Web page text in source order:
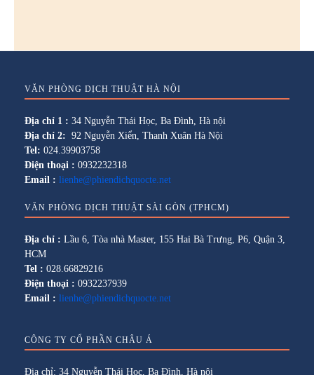
VĂN PHÒNG DỊCH THUẬT HÀ NỘI
Địa chỉ 1 : 34 Nguyễn Thái Học, Ba Đình, Hà nội
Địa chỉ 2: 92 Nguyễn Xiển, Thanh Xuân Hà Nội
Tel: 024.39903758
Điện thoại : 0932232318
Email : lienhe@phiendichquocte.net
VĂN PHÒNG DỊCH THUẬT SÀI GÒN (TPHCM)
Địa chỉ : Lầu 6, Tòa nhà Master, 155 Hai Bà Trưng, P6, Quận 3,
HCM
Tel : 028.66829216
Điện thoại : 0932237939
Email : lienhe@phiendichquocte.net
CÔNG TY CỔ PHẦN CHÂU Á
Địa chỉ: 34 Nguyễn Thái Học, Ba Đình, Hà nội